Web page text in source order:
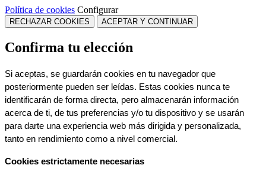
Política de cookies Configurar
RECHAZAR COOKIES ACEPTAR Y CONTINUAR
Confirma tu elección
Si aceptas, se guardarán cookies en tu navegador que
posteriormente pueden ser leídas. Estas cookies nunca te
identificarán de forma directa, pero almacenarán información
acerca de ti, de tus preferencias y/o tu dispositivo y se usarán
para darte una experiencia web más dirigida y personalizada,
tanto en rendimiento como a nivel comercial.
Cookies estrictamente necesarias